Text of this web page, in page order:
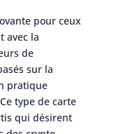
pour ceux
avec la
de
sur la
pratique
type de carte
qui désirent